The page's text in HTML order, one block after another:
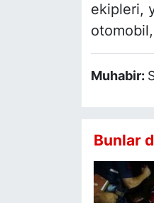
ekipleri,
Muhabir:
Bunlar